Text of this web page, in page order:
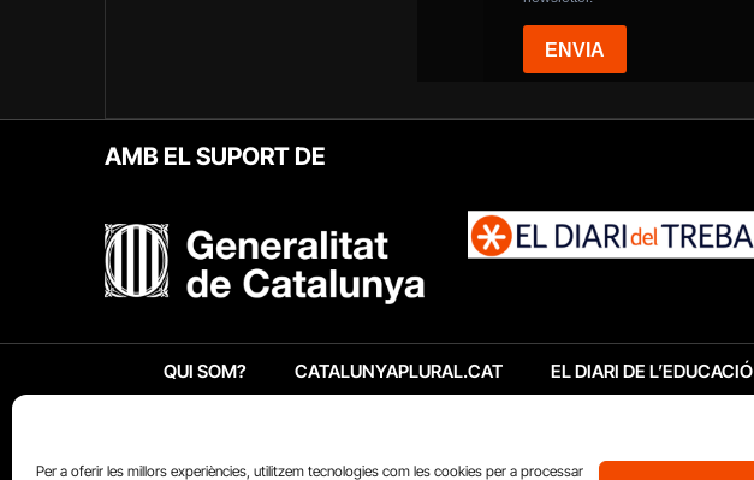
Per a oferir les millors experiències, utilitzem tecnologies com les cookies per a processar
AMB EL SUPORT DE
QUI SOM? CATALUNYAPLURAL.CAT EL DIARI DE L’EDUCACIÓ